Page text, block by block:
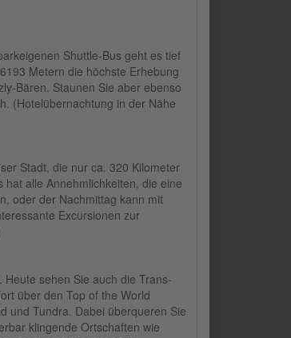
Shuttle-Bus geht es tief
Metern die höchste Erhebung
Bären. Staunen Sie aber ebenso
(Hotelübernachtung in der Nähe
Stadt, die nur ca. 320 Kilometer
alle Annehmlichkeiten, die eine
oder der Nachmittag kann mit
Excursionen zur
sehen Sie auch die Trans-
über den Top of the World
und Tundra. Dabei überqueren Sie
klingende Ortschaften wie